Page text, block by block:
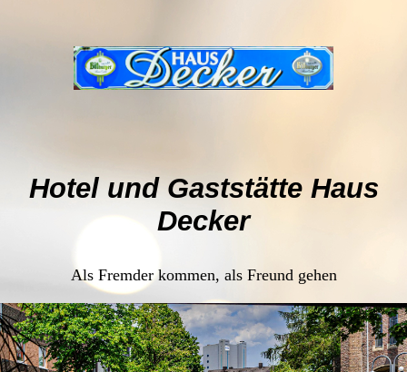
Hotel und Gaststätte Haus
Decker
Als Fremder kommen, als Freund gehen